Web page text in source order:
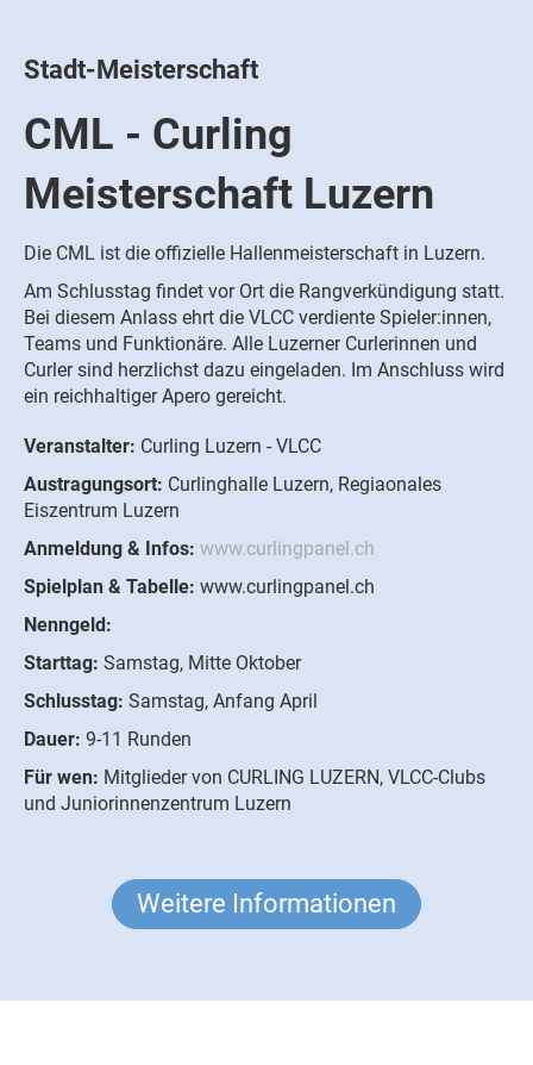
Stadt-Meisterschaft
CML - Curling
Meisterschaft Luzern
Die CML ist die offizielle Hallenmeisterschaft in Luzern.
Am Schlusstag findet vor Ort die Rangverkündigung statt.
Bei diesem Anlass ehrt die VLCC verdiente Spieler:innen,
Teams und Funktionäre. Alle Luzerner Curlerinnen und
Curler sind herzlichst dazu eingeladen. Im Anschluss wird
ein reichhaltiger Apero gereicht.
Veranstalter: Curling Luzern - VLCC
Austragungsort: Curlinghalle Luzern, Regiaonales
Eiszentrum Luzern
Anmeldung & Infos: www.curlingpanel.ch
Spielplan & Tabelle: www.curlingpanel.ch
Nenngeld:
Starttag: Samstag, Mitte Oktober
Schlusstag: Samstag, Anfang April
Dauer: 9-11 Runden
Für wen: Mitglieder von CURLING LUZERN, VLCC-Clubs
und Juniorinnenzentrum Luzern
Weitere Informationen